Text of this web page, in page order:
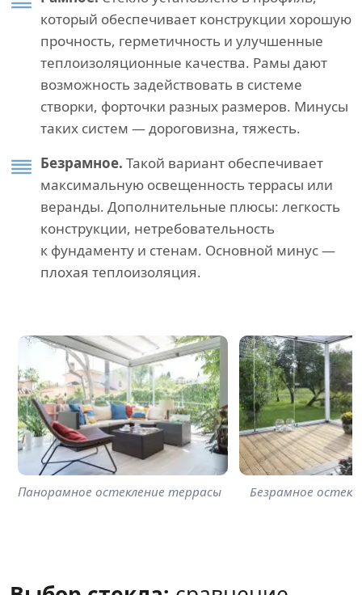
который обеспечивает конструкции хорошую
прочность, герметичность и улучшенные
теплоизоляционные качества. Рамы дают
возможность задействовать в системе
створки, форточки разных размеров. Минусы
таких систем — дороговизна, тяжесть.
Безрамное. Такой вариант обеспечивает
максимальную освещенность террасы или
веранды. Дополнительные плюсы: легкость
конструкции, нетребовательность
к фундаменту и стенам. Основной минус —
плохая теплоизоляция.
Панорамное остекление террасы Безрамное